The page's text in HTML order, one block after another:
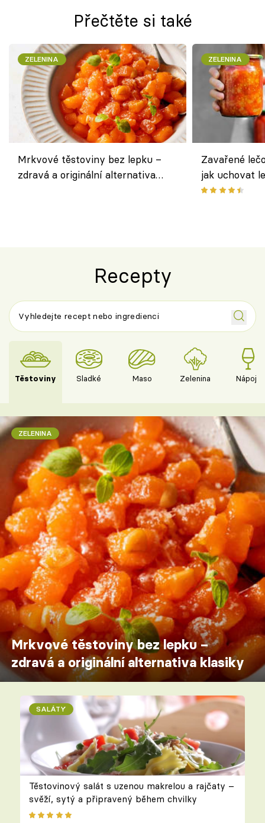
Přečtěte si také
ZELENINA
Mrkvové těstoviny bez lepku –
zdravá a originální alternativa
ZELENINA
Zavařené
jak uchovat
Recepty
Těstoviny Sladké Maso Zelenina Nápoje
ZELENINA
Mrkvové těstoviny bez lepku –
zdravá a originální alternativa klasiky
SALÁTY
Těstovinový salát s uzenou makrelou a rajčaty –
svěží, sytý a připravený během chvilky